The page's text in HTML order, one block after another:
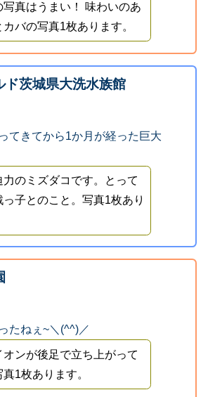
真はうまい！ 味わいのあ
カバの写真1枚あります。
ド茨城県大洗水族館
てきてから1か月が経った巨大
のミズダコです。とって
っ子とのこと。写真1枚あり
たねぇ~＼(^^)／
ンが後足で立ち上がって
1枚あります。